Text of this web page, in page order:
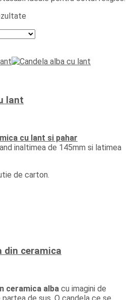
lant
cu lant si pahar
inaltimea de 145mm si latimea
de carton.
din ceramica
ceramica alba cu imagini de
de sus. O candela ce se